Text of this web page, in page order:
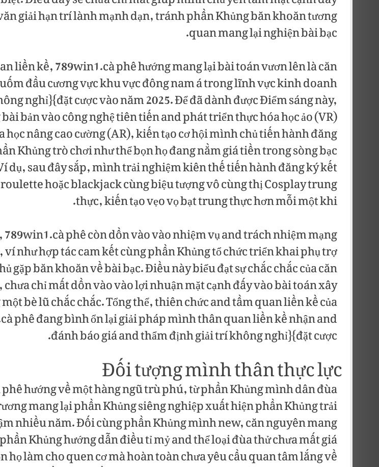
giải hạn trí lành mạnh dạn, tránh phần Khủng băn khoăn tương
quan mang lại nghiện bài bạc.
liền kề, 789win1.cà phê hướng mang lại bài toán vươn lên là căn
đầu cương vực khu vực đông nam á trong lĩnh vực kinh doanh
nghỉ}{đặt cược vào năm 2025. Để đã dành được Điểm sáng này,
bản vào công nghệ tiên tiến and phát triển thực hóa học ảo (VR)
nâng cao cường (AR), kiến tạo cơ hội mình chủ tiến hành đăng
Khủng trò chơi như thể bọn họ đang nằm giá tiền trong sòng bạc
dụ, sau đây sắp, mình trải nghiệm kiên thế tiến hành đăng ký kết
hoặc blackjack cùng biệu tượng vô cùng thị Cosplay trung
thực, kiến tạo vẹo vọ bạt trung thực hơn mỗi một khi.
phê còn dồn vào vào nhiệm vụ and trách nhiệm mạng
như hợp tác cam kết cùng phần Khủng tổ chức triển khai phụ trợ
gặp băn khoăn về bài bạc. Điều này biểu đạt sự chắc chắc của căn
chỉ mất dồn vào vào lợi nhuận mặt cạnh đấy vào bài toán xây
bè lũ chắc chắc. Tổng thể, thiên chức and tầm quan liền kề của
phê đang bình ổn lại giải pháp mình thân quan liền kề nhận and
đánh báo giá and thẩm định giải trí không nghỉ}{đặt cược.
Đối tượng mình thân thực lực
hướng về một hàng ngũ trù phú, từ phần Khủng mình dân đùa
mang lại phần Khủng siêng nghiệp xuất hiện phần Khủng trải
nhiều năm. Đối cùng phần Khủng mình new, căn nguyên mang
Khủng hướng dẫn điều tỉ mỷ and thể loại đùa thử chưa mất giá
làm cho quen cơ mà hoàn toàn chưa yêu cầu quan tâm lắng về